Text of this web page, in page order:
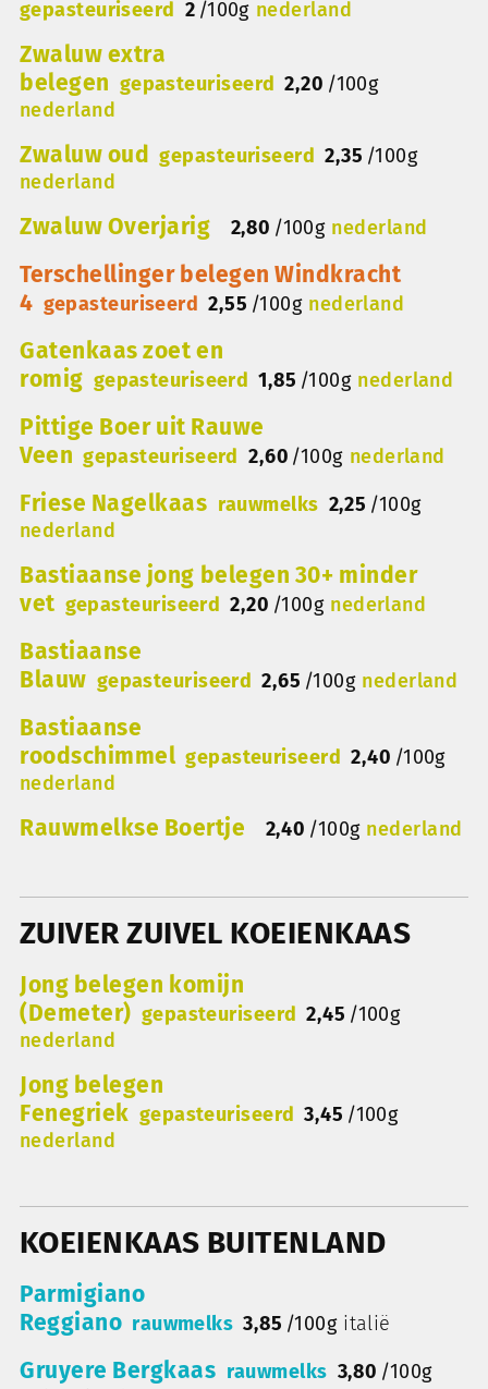
gepasteuriseerd 2 /100g nederland
Zwaluw extra
belegen
gepasteuriseerd 2,20 /100g
nederland
Zwaluw oud gepasteuriseerd 2,35 /100g
nederland
Zwaluw Overjarig 2,80 /100g nederland
Terschellinger belegen Windkracht
4 gepasteuriseerd 2,55 /100g nederland
Gatenkaas zoet en
romig gepasteuriseerd 1,85 /100g nederland
Pittige Boer uit Rauwe
Veen gepasteuriseerd 2,60 /100g nederland
Friese Nagelkaas rauwmelks 2,25 /100g
nederland
Bastiaanse jong belegen 30+ minder
vet gepasteuriseerd 2,20 /100g nederland
Bastiaanse
Blauw gepasteuriseerd 2,65 /100g nederland
Bastiaanse
roodschimmel gepasteuriseerd 2,40 /100g
nederland
Rauwmelkse Boertje 2,40 /100g nederland
ZUIVER ZUIVEL KOEIENKAAS
Jong belegen komijn
(Demeter) gepasteuriseerd 2,45 /100g
nederland
Jong belegen
Fenegriek gepasteuriseerd 3,45 /100g
nederland
KOEIENKAAS BUITENLAND
Parmigiano
Reggiano rauwmelks 3,85 /100g italië
Gruyere Bergkaas rauwmelks 3,80 /100g